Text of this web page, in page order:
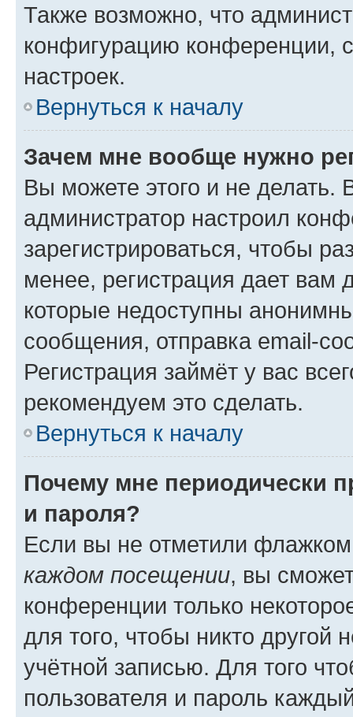
Также возможно, что
конфигурацию конференции,
настроек.
Вернуться к началу
Зачем мне вообще нужно
Вы можете этого и не делать.
администратор настроил
зарегистрироваться, чтобы
менее, регистрация дает вам
которые недоступны
сообщения, отправка email-
Регистрация займёт у вас
рекомендуем это сделать.
Вернуться к началу
Почему мне периодически
и пароля?
Если вы не отметили
каждом посещении, вы
конференции только
для того, чтобы никто другой
учётной записью. Для того
пользователя и пароль